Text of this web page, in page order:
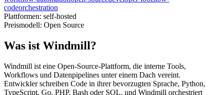
codeorchestration
Plattformen: self-hosted
Preismodell: Open Source
Was ist Windmill?
Windmill ist eine Open-Source-Plattform, die interne Tools,
Workflows und Datenpipelines unter einem Dach vereint.
Entwickler schreiben Code in ihrer bevorzugten Sprache, Python,
TypeScript, Go, PHP, Bash oder SQL, und Windmill orchestriert